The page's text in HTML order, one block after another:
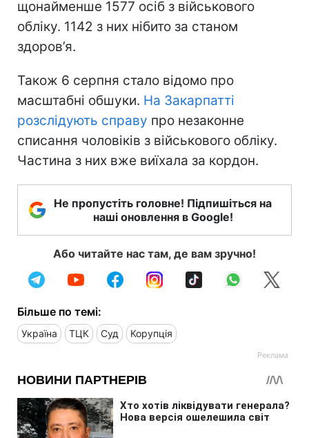
щонайменше 1577 осіб з військового
обліку. 1142 з них нібито за станом
здоров’я.
Також 6 серпня стало відомо про
масштабні обшуки. На Закарпатті
розслідують справу про незаконне
списання чоловіків з військового обліку.
Частина з них вже виїхала за кордон.
Не пропустіть головне! Підпишіться на
наші оновлення в Google!
Або читайте нас там, де вам зручно!
Більше по темі:
Україна ТЦК Суд Корупція